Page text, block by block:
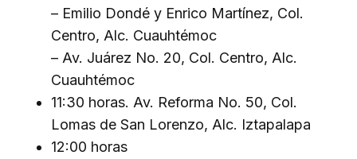
– Emilio Dondé y Enrico Martínez, Col.
Centro, Alc. Cuauhtémoc
– Av. Juárez No. 20, Col. Centro, Alc.
Cuauhtémoc
11:30 horas. Av. Reforma No. 50, Col.
Lomas de San Lorenzo, Alc. Iztapalapa
12:00 horas